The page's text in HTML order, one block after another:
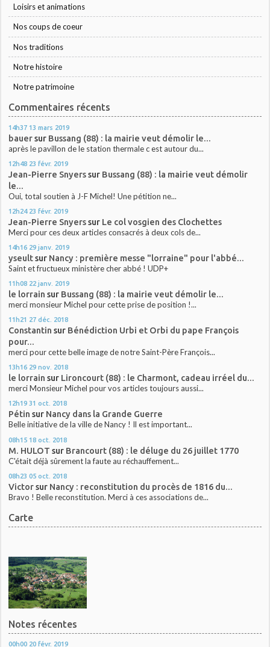
Loisirs et animations
Nos coups de coeur
Nos traditions
Notre histoire
Notre patrimoine
Commentaires récents
14h37 13 mars 2019
bauersur Bussang (88) : la mairie veut démolir le...
après le pavillon de le station thermale c est autour du...
12h48 23 févr. 2019
Jean-Pierre Snyerssur Bussang (88) : la mairie veut démolir
le...
Oui, total soutien à J-F Michel! Une pétition ne...
12h24 23 févr. 2019
Jean-Pierre Snyerssur Le col vosgien des Clochettes
Merci pour ces deux articles consacrés à deux cols de...
14h16 29 janv. 2019
yseultsur Nancy : première messe "lorraine" pour l'abbé...
Saint et fructueux ministère cher abbé ! UDP+
11h08 22 janv. 2019
le lorrain sur Bussang (88) : la mairie veut démolir le...
merci monsieur Michel pour cette prise de position !...
11h21 27 déc. 2018
Constantin sur Bénédiction Urbi et Orbi du pape François
pour...
merci pour cette belle image de notre Saint-Père François...
13h16 29 nov. 2018
le lorrain sur Lironcourt (88) : le Charmont, cadeau irréel du...
merci Monsieur Michel pour vos articles toujours aussi...
12h19 31 oct. 2018
Pétin sur Nancy dans la Grande Guerre
Belle initiative de la ville de Nancy ! Il est important...
08h15 18 oct. 2018
M. HULOT sur Brancourt (88) : le déluge du 26 juillet 1770
C'était déjà sûrement la faute au réchauffement...
08h23 05 oct. 2018
Victorsur Nancy : reconstitution du procès de 1816 du...
Bravo ! Belle reconstitution. Merci à ces associations de...
Carte
Notes récentes
00h00 20 févr. 2019